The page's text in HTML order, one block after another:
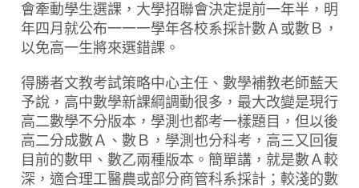
會牽動學生選課，大學招聯會決定提前一年半，明
年四月就公布一一一學年各校系採計數Ａ或數Ｂ，
以免高一生將來選錯課。
得勝者文教考試策略中心主任、數學補教老師藍天
予說，高中數學新課綱調動很多，最大改變是現行
高二數學不分版本，學測也都考一樣題目，但以後
高二分成數Ａ、數Ｂ，學測也分科考，高三又回復
目前的數甲、數乙兩種版本。簡單講，就是數Ａ較
深，適合理工醫農或部分商管科系採計；較淺的數